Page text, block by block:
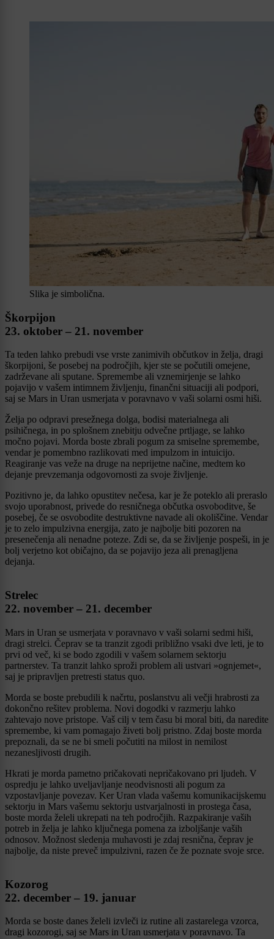
Slika je simbolična.
Škorpijon
23. oktober – 21. november
Ta teden lahko prebudi vse vrste zanimivih občutkov in želja, dragi
škorpijoni, še posebej na področjih, kjer ste se počutili omejene,
zadrževane ali sputane. Spremembe ali vznemirjenje se lahko
pojavijo v vašem intimnem življenju, finančni situaciji ali podpori,
saj se Mars in Uran usmerjata v poravnavo v vaši solarni osmi hiši.
Želja po odpravi presežnega dolga, bodisi materialnega ali
psihičnega, in po splošnem znebitju odvečne prtljage, se lahko
močno pojavi. Morda boste zbrali pogum za smiselne spremembe,
vendar je pomembno razlikovati med impulzom in intuicijo.
Reagiranje vas veže na druge na neprijetne načine, medtem ko
dejanje prevzemanja odgovornosti za svoje življenje.
Pozitivno je, da lahko opustitev nečesa, kar je že poteklo ali preraslo
svojo uporabnost, privede do resničnega občutka osvoboditve, še
posebej, če se osvobodite destruktivne navade ali okoliščine. Vendar
je to zelo impulzivna energija, zato je najbolje biti pozoren na
presenečenja ali nenadne poteze. Zdi se, da se življenje pospeši, in je
bolj verjetno kot običajno, da se pojavijo jeza ali prenagljena
dejanja.
Strelec
22. november – 21. december
Mars in Uran se usmerjata v poravnavo v vaši solarni sedmi hiši,
dragi strelci. Čeprav se ta tranzit zgodi približno vsaki dve leti, je to
prvi od več, ki se bodo zgodili v vašem solarnem sektorju
partnerstev. Ta tranzit lahko sproži problem ali ustvari »ognjemet«,
saj je pripravljen pretresti status quo.
Morda se boste prebudili k načrtu, poslanstvu ali večji hrabrosti za
dokončno rešitev problema. Novi dogodki v razmerju lahko
zahtevajo nove pristope. Vaš cilj v tem času bi moral biti, da naredite
spremembe, ki vam pomagajo živeti bolj pristno. Zdaj boste morda
prepoznali, da se ne bi smeli počutiti na milost in nemilost
nezanesljivosti drugih.
Hkrati je morda pametno pričakovati nepričakovano pri ljudeh. V
ospredju je lahko uveljavljanje neodvisnosti ali pogum za
vzpostavljanje povezav. Ker Uran vlada vašemu komunikacijskemu
sektorju in Mars vašemu sektorju ustvarjalnosti in prostega časa,
boste morda želeli ukrepati na teh področjih. Razpakiranje vaših
potreb in želja je lahko ključnega pomena za izboljšanje vaših
odnosov. Možnost sledenja muhavosti je zdaj resnična, čeprav je
najbolje, da niste preveč impulzivni, razen če že poznate svoje srce.
Kozorog
22. december – 19. januar
Morda se boste danes želeli izvleči iz rutine ali zastarelega vzorca,
dragi kozorogi, saj se Mars in Uran usmerjata v poravnavo. Ta